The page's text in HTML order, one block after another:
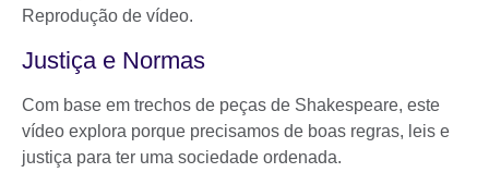
Justiça e Normas
Com base em trechos de peças de Shakespeare, este
vídeo explora porque precisamos de boas regras, leis e
justiça para ter uma sociedade ordenada.